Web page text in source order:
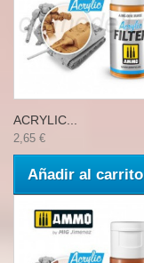
ACRYLIC...
2,65 €
Añadir al carrito